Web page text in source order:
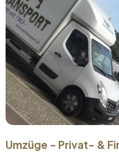
Umzüge - Privat- &